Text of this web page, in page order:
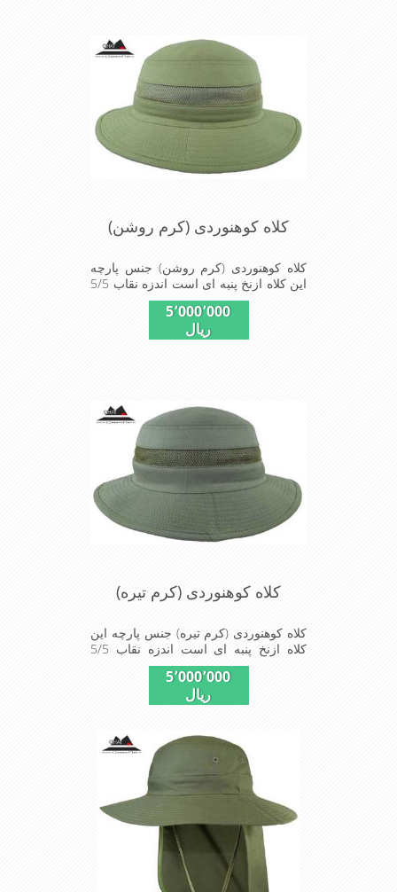
کلاه کوهنوردی (کرم روشن)
کلاه کوهنوردی (کرم روشن) جنس پارچه
این کلاه ازنخ پنبه ای است اندزه نقاب 5/5
سانتیمتر است این کلاه مخصوص
گردشگری کوهنوردی و پیاده روی های
طولانی مدت است سبک و دارای لبه های
5٬000٬000
ریال
کلاه کوهنوردی (کرم تیره)
کلاه کوهنوردی (کرم تیره) جنس پارچه این
کلاه ازنخ پنبه ای است اندزه نقاب 5/5
سانتیمتر است این کلاه مخصوص
گردشگری کوهنوردی و پیاده روی های
طولانی مدت است سبک و دارای لبه های
5٬000٬000
ریال